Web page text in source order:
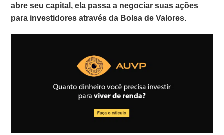
abre seu capital, ela passa a negociar suas ações
para investidores através da Bolsa de Valores.